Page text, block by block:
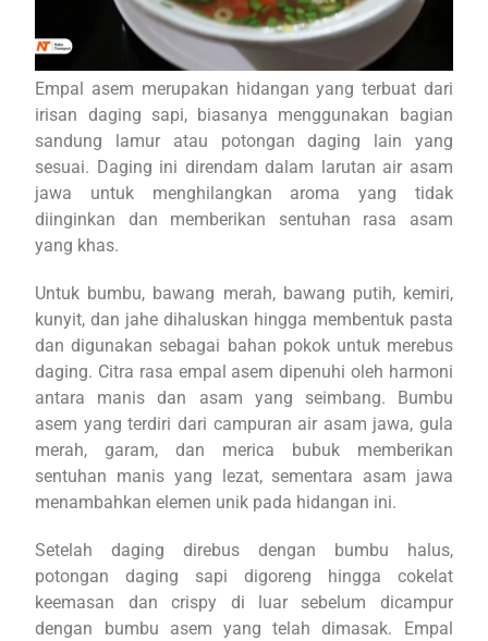
Empal asem merupakan hidangan yang terbuat dari
irisan daging sapi, biasanya menggunakan bagian
sandung lamur atau potongan daging lain yang
sesuai. Daging ini direndam dalam larutan air asam
jawa untuk menghilangkan aroma yang tidak
diinginkan dan memberikan sentuhan rasa asam
yang khas.
Untuk bumbu, bawang merah, bawang putih, kemiri,
kunyit, dan jahe dihaluskan hingga membentuk pasta
dan digunakan sebagai bahan pokok untuk merebus
daging. Citra rasa empal asem dipenuhi oleh harmoni
antara manis dan asam yang seimbang. Bumbu
asem yang terdiri dari campuran air asam jawa, gula
merah, garam, dan merica bubuk memberikan
sentuhan manis yang lezat, sementara asam jawa
menambahkan elemen unik pada hidangan ini.
Setelah daging direbus dengan bumbu halus,
potongan daging sapi digoreng hingga cokelat
keemasan dan crispy di luar sebelum dicampur
dengan bumbu asem yang telah dimasak. Empal